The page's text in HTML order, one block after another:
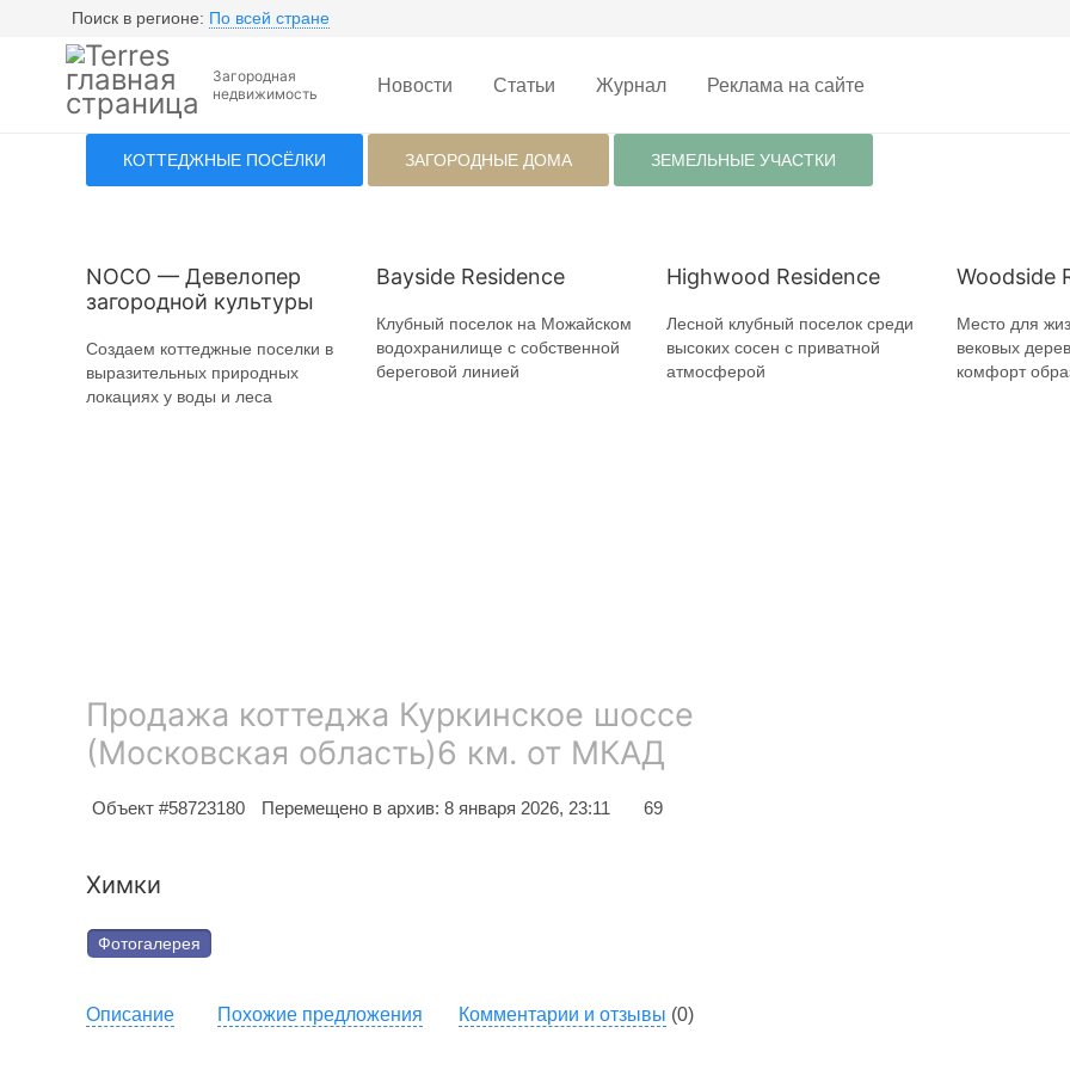
Поиск в регионе: По всей стране
Загородная
недвижимость
Новости Статьи Журнал Реклама на сайте
КОТТЕДЖНЫЕ ПОСЁЛКИ ЗАГОРОДНЫЕ ДОМА ЗЕМЕЛЬНЫЕ УЧАСТКИ
NOCO — Девелопер
загородной культуры
Создаем коттеджные поселки в
выразительных природных
локациях у воды и леса
Bayside Residence
Клубный поселок на Можайском
водохранилище с собственной
береговой линией
Highwood Residence
Лесной клубный поселок среди
высоких сосен с приватной
атмосферой
Woodside
Место для
вековых
комфорт
Продажа коттеджа Куркинское шоссе
(Московская область)6 км. от МКАД
Объект #58723180 Перемещено в архив: 8 января 2026, 23:11 69
Химки
Фотогалерея
Описание Похожие предложения Комментарии и отзывы (0)